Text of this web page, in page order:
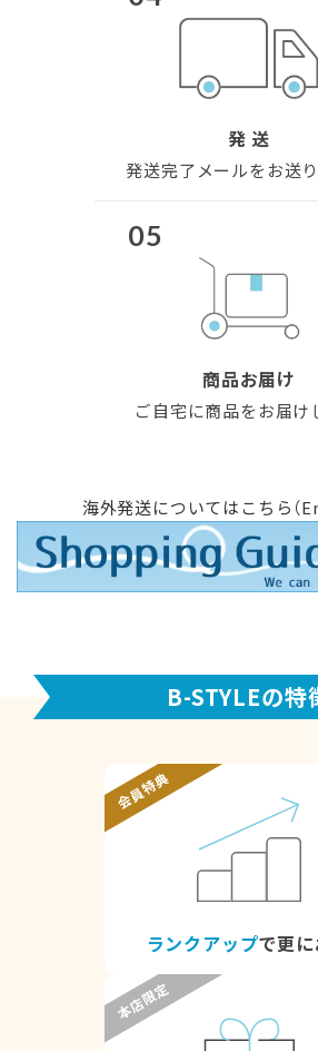
発 送
発送完了メールをお送
05
商品お届け
ご自宅に商品を お届け
海外発送についてはこちら（
B-STYLEの特
会員特典
ランクアップで更
本店限定